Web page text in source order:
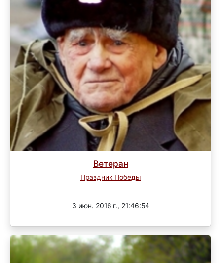
Ветеран
Праздник Победы
3 июн. 2016 г., 21:46:54